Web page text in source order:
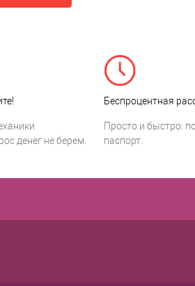
денег не берем.
Беспроцентная
Просто и быстро:
паспорт.